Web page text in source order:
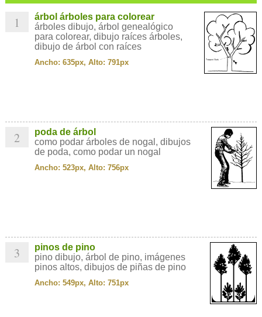
1
árbol árboles para colorear
árboles dibujo, árbol genealógico
para colorear, dibujo raíces árboles,
dibujo de árbol con raíces
Ancho: 635px, Alto: 791px
2
poda de árbol
como podar árboles de nogal, dibujos
de poda, como podar un nogal
Ancho: 523px, Alto: 756px
3
pinos de pino
pino dibujo, árbol de pino, imágenes
pinos altos, dibujos de piñas de pino
Ancho: 549px, Alto: 751px